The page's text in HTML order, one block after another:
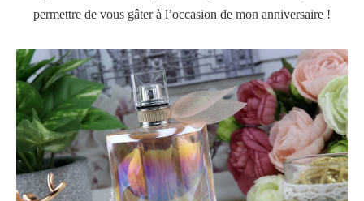
permettre de vous gâter à l’occasion de mon anniversaire !